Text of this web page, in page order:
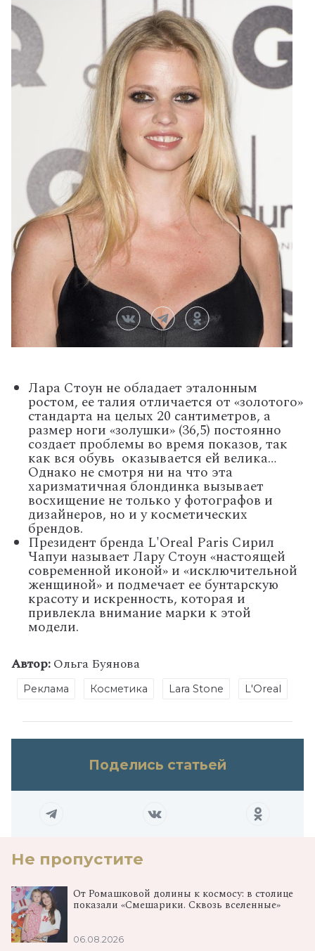
Лара Стоун не обладает эталонным
ростом, ее талия отличается от «золотого»
стандарта на целых 20 сантиметров, а
размер ноги «золушки» (36,5) постоянно
создает проблемы во время показов, так
как вся обувь оказывается ей велика…
Однако не смотря ни на что эта
харизматичная блондинка вызывает
восхищение не только у фотографов и
дизайнеров, но и у косметических
брендов.
Президент бренда L'Oreal Paris Сирил
Чапуи называет Лару Стоун «настоящей
современной иконой» и «исключительной
женщиной» и подмечает ее бунтарскую
красоту и искренность, которая и
привлекла внимание марки к этой
модели.
Автор:Ольга Буянова
Реклама Косметика Lara Stone L'Oreal
Поделись статьей
Не пропустите
От Ромашковой долины к космосу: в столице
показали «Смешарики. Сквозь вселенные»
06.08.2026